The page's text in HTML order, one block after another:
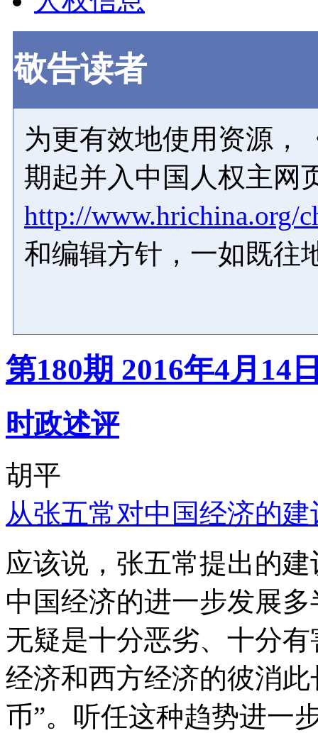
敬告读者
为更有效地使用资源，
期起并入中国人权主网
http://www.hrichina.org/
和编辑方针，一如既往
第180期 2016年4月14
时政述评
胡平
从张五常对中国经济的
应该说，张五常提出的
中国经济的进一步发展
无疑是十分恶劣、十分
经济和西方经济的彼消
币”。听任这种趋势进一